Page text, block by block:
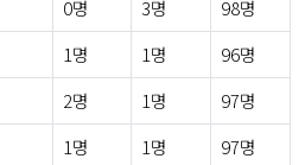
0명 3명
98명
1명 1명
96명
2명 1명
97명
1명 1명
97명